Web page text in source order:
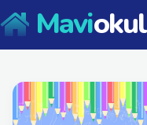
Maviokul